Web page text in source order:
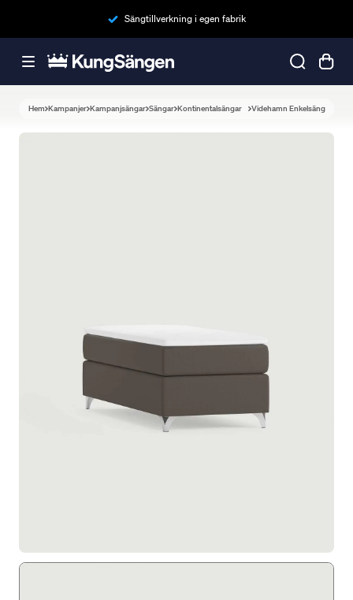
Sängtillverkning i egen fabrik
Hem Kampanjer Kampanjsängar Sängar Kontinentalsängar Videhamn Enkelsäng